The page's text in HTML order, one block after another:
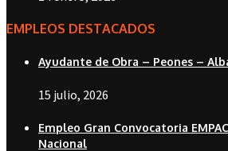
EMPLEOS DESTACADOS
Ayudante de Obra – Peones –
15 julio, 2026
Empleo Gran Convocatoria
Nacional